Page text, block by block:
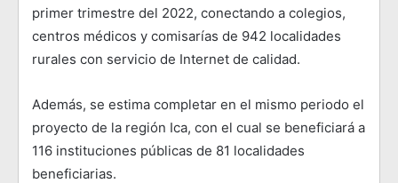
primer trimestre del 2022, conectando a colegios,
centros médicos y comisarías de 942 localidades
rurales con servicio de Internet de calidad.
Además, se estima completar en el mismo periodo el
proyecto de la región Ica, con el cual se beneficiará a
116 instituciones públicas de 81 localidades
beneficiarias.